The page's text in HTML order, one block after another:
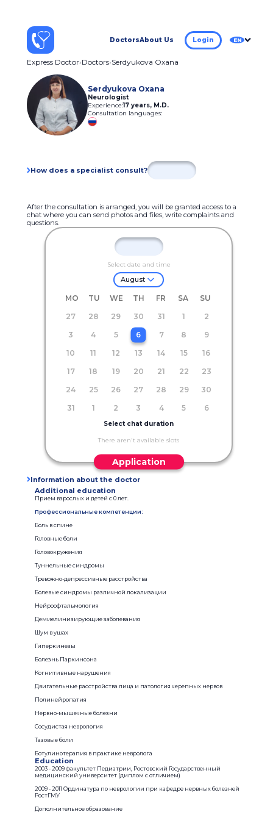
DoctorsAbout Us Login EN
Express Doctor Doctors Serdyukova Oxana
Serdyukova Oxana
Neurologist
Experience:17 years, M.D.
Consultation languages:
How does a specialist consult?
After the consultation is arranged, you will be granted access to a
chat where you can send photos and files, write complaints and
questions.
Select date and time
August
MO TU WE TH FR SA
SU
27
28 29 30 31 1
2
3
4 5 6 7 8
9
10
11 12 13 14 15
16
17
18 19 20 21 22
23
24
25 26 27 28 29
30
31
1 2 3 4 5 6
Select chat duration
There aren't available slots
Application
Information about the doctor
Additional education
Прием взрослых и детей с 0 лет.
Профессиональные компетенции:
Боль в спине
Головные боли
Головокружения
Туннельные синдромы
Тревожно-депрессивные расстройства
Болевые синдромы различной локализации
Нейроофтальмология
Демиелинизирующие заболевания
Шум в ушах
Гиперкинезы
Болезнь Паркинсона
Когнитивные нарушения
Двигательные расстройства лица и патология черепных нервов
Полинейропатия
Нервно-мышечные болезни
Сосудистая неврология
Тазовые боли
Ботулинотерапия в практике невролога
Education
2003 - 2009 факультет Педиатрии, Ростовский Государственный
медицинский университет (диплом с отличием)
2009 - 2011 Ординатура по неврологии при кафедре нервных болезней
РостГМУ
Дополнительное образование